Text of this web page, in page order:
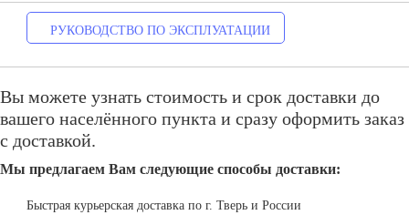
РУКОВОДСТВО ПО ЭКСПЛУАТАЦИИ
Вы можете узнать стоимость и срок доставки до
вашего населённого пункта и сразу оформить заказ
с доставкой.
Мы предлагаем Вам следующие способы доставки:
Быстрая курьерская доставка по г. Тверь и России